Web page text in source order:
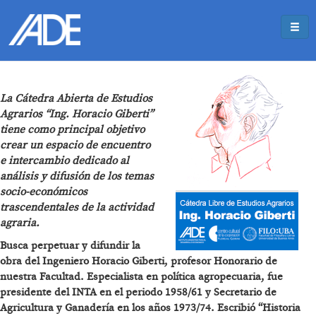
La Cátedra Abierta de Estudios
Agrarios “Ing. Horacio Giberti”
tiene como principal objetivo
crear un espacio de encuentro
e intercambio dedicado al
análisis y difusión de los temas
socio-económicos
trascendentales de la actividad
agraria.
Busca perpetuar y difundir la
obra del Ingeniero Horacio Giberti, profesor Honorario de
nuestra Facultad. Especialista en política agropecuaria, fue
presidente del INTA en el periodo 1958/61 y Secretario de
Agricultura y Ganadería en los años 1973/74. Escribió “Historia